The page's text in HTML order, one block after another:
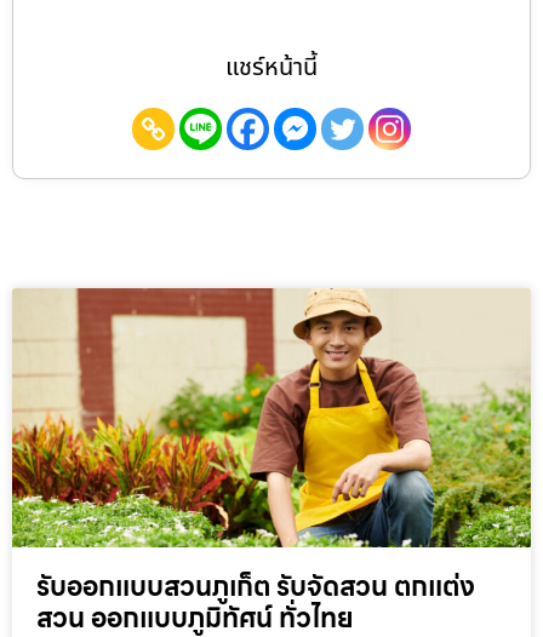
แชร์หน้านี้
รับออกแบบสวนภูเก็ต รับจัดสวน ตกแต่ง
สวน ออกแบบภูมิทัศน์ ทั่วไทย